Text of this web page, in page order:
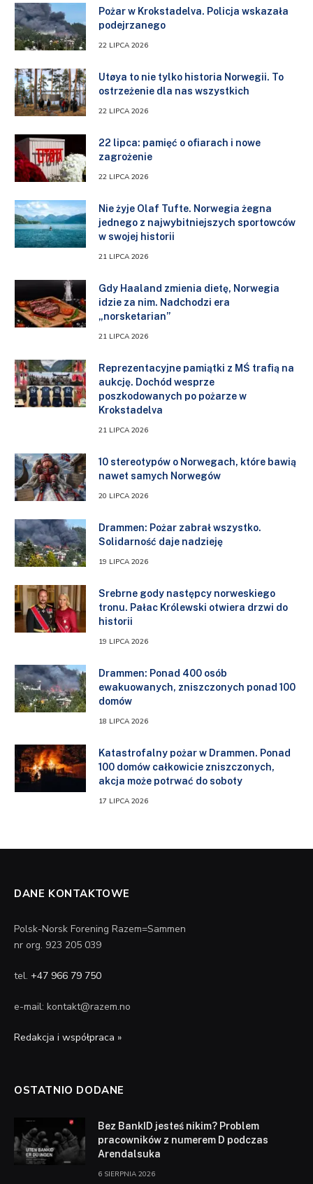
Pożar w Krokstadelva. Policja wskazała
podejrzanego
22 LIPCA 2026
Utøya to nie tylko historia Norwegii. To
ostrzeżenie dla nas wszystkich
22 LIPCA 2026
22 lipca: pamięć o ofiarach i nowe
zagrożenie
22 LIPCA 2026
Nie żyje Olaf Tufte. Norwegia żegna
jednego z najwybitniejszych sportowców
w swojej historii
21 LIPCA 2026
Gdy Haaland zmienia dietę, Norwegia
idzie za nim. Nadchodzi era
„norsketarian”
21 LIPCA 2026
Reprezentacyjne pamiątki z MŚ trafią na
aukcję. Dochód wesprze
poszkodowanych po pożarze w
Krokstadelva
21 LIPCA 2026
10 stereotypów o Norwegach, które bawią
nawet samych Norwegów
20 LIPCA 2026
Drammen: Pożar zabrał wszystko.
Solidarność daje nadzieję
19 LIPCA 2026
Srebrne gody następcy norweskiego
tronu. Pałac Królewski otwiera drzwi do
historii
19 LIPCA 2026
Drammen: Ponad 400 osób
ewakuowanych, zniszczonych ponad 100
domów
18 LIPCA 2026
Katastrofalny pożar w Drammen. Ponad
100 domów całkowicie zniszczonych,
akcja może potrwać do soboty
17 LIPCA 2026
DANE KONTAKTOWE
Polsk-Norsk Forening Razem=Sammen
nr org. 923 205 039
tel. +47 966 79 750
e-mail: kontakt@razem.no
Redakcja i współpraca »
OSTATNIO DODANE
Bez BankID jesteś nikim? Problem
pracowników z numerem D podczas
Arendalsuka
6 SIERPNIA 2026